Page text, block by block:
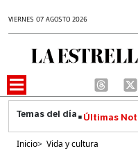
VIERNES 07 AGOSTO 2026
Últimas
Inicio> Vida y cultura